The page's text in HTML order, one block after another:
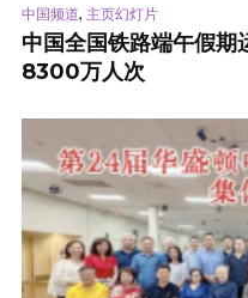
中国频道, 主页幻灯片
中国全国铁路端午假期
8300万人次